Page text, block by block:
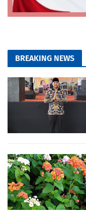
BREAKING NEWS